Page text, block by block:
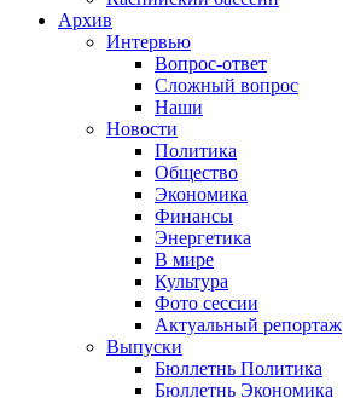
Архив
Интервью
Вопрос-ответ
Сложный вопрос
Наши
Новости
Политика
Общество
Экономика
Финансы
Энергетика
В мире
Культура
Фото сессии
Актуальный репортаж
Выпуски
Бюллетнь Политика
Бюллетнь Экономика